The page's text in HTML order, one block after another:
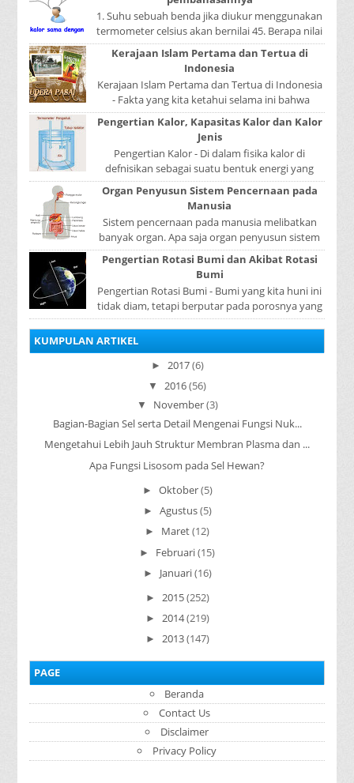
1. Suhu sebuah benda jika diukur menggunakan
termometer celsius akan bernilai 45. Berapa nilai
yang ditunjukkan oleh termometer Reamur, ...
Kerajaan Islam Pertama dan Tertua di
Indonesia
Kerajaan Islam Pertama dan Tertua di Indonesia
- Fakta yang kita ketahui selama ini bahwa
kerajaan Samudera Pasai merupakan kerajaan ...
Pengertian Kalor, Kapasitas Kalor dan Kalor
Jenis
Pengertian Kalor - Di dalam fisika kalor di
defnisikan sebagai suatu bentuk energi yang
dapat berpindah atau mengalir dari benda yang
...
Organ Penyusun Sistem Pencernaan pada
Manusia
Sistem pencernaan pada manusia melibatkan
banyak organ. Apa saja organ penyusun sistem
pencernaan pada manusia ? Organ penyusun
sistem p...
Pengertian Rotasi Bumi dan Akibat Rotasi
Bumi
Pengertian Rotasi Bumi - Bumi yang kita huni ini
tidak diam, tetapi berputar pada porosnya yang
disebut rotasi bumi. Waktu yang diperlukan...
KUMPULAN ARTIKEL
► 2017(6)
▼ 2016(56)
▼ November(3)
Bagian-Bagian Sel serta Detail Mengenai Fungsi Nuk...
Mengetahui Lebih Jauh Struktur Membran Plasma dan ...
Apa Fungsi Lisosom pada Sel Hewan?
► Oktober(5)
► Agustus(5)
► Maret(12)
► Februari(15)
► Januari(16)
► 2015(252)
► 2014(219)
► 2013(147)
PAGE
Beranda
Contact Us
Disclaimer
Privacy Policy